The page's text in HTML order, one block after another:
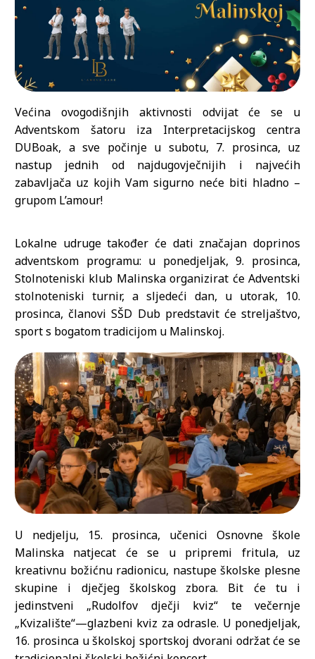
Većina ovogodišnjih aktivnosti odvijat će se u
Adventskom šatoru iza Interpretacijskog centra
DUBoak, a sve počinje u subotu, 7. prosinca, uz
nastup jednih od najdugovječnijih i najvećih
zabavljača uz kojih Vam sigurno neće biti hladno –
grupom L’amour!
Lokalne udruge također će dati značajan doprinos
adventskom programu: u ponedjeljak, 9. prosinca,
Stolnoteniski klub Malinska organizirat će Adventski
stolnoteniski turnir, a sljedeći dan, u utorak, 10.
prosinca, članovi SŠD Dub predstavit će streljaštvo,
sport s bogatom tradicijom u Malinskoj.
U nedjelju, 15. prosinca, učenici Osnovne škole
Malinska natjecat će se u pripremi fritula, uz
kreativnu božićnu radionicu, nastupe školske plesne
skupine i dječjeg školskog zbora. Bit će tu i
jedinstveni „Rudolfov dječji kviz“ te večernje
„Kvizalište“—glazbeni kviz za odrasle. U ponedjeljak,
16. prosinca u školskoj sportskoj dvorani održat će se